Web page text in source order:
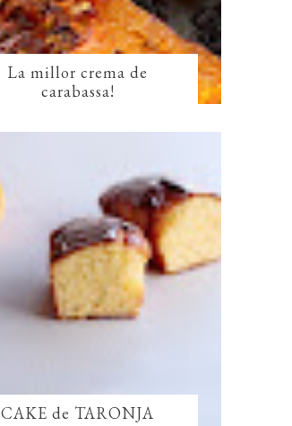
La millor crema de
carabassa!
CAKE de TARONJA